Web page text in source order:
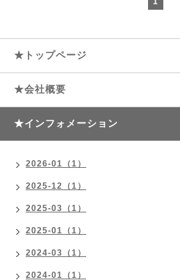
★トップページ
★会社概要
★インフォメーション
2026-01（1）
2025-12（1）
2025-03（1）
2025-01（1）
2024-03（1）
2024-01（1）